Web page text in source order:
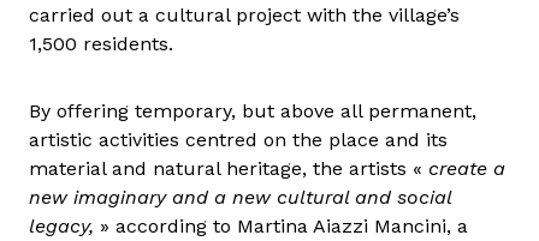
carried out a cultural project with the village’s
1,500 residents.
By offering temporary, but above all permanent,
artistic activities centred on the place and its
material and natural heritage, the artists « create a
new imaginary and a new cultural and social
legacy, » according to Martina Aiazzi Mancini, a